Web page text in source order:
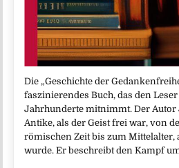
Die „Geschichte der
faszinierendes Buch, das den
Jahrhunderte mitnimmt. Der Autor
Antike, als der Geist frei war, von
römischen Zeit bis zum Mittelalter,
wurde. Er beschreibt den Kampf